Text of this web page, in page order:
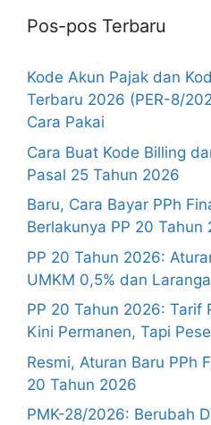
Pos-pos Terbaru
Kode Akun Pajak dan
Terbaru 2026 (PER-8/
Cara Pakai
Cara Buat Kode Billing
Pasal 25 Tahun 2026
Baru, Cara Bayar PPh
Berlakunya PP 20 Tahun
PP 20 Tahun 2026:
UMKM 0,5% dan
PP 20 Tahun 2026: Tarif
Kini Permanen, Tapi
Resmi, Aturan Baru PPh
20 Tahun 2026
PMK-28/2026: Berubah